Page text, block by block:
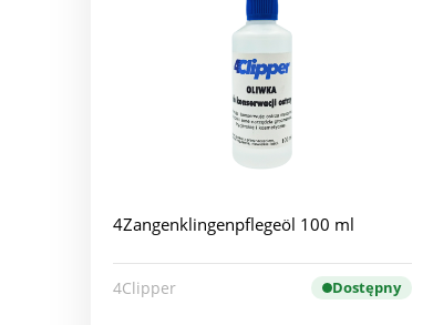
4Zangenklingenpflegeöl 100 ml
4Clipper Dostępny